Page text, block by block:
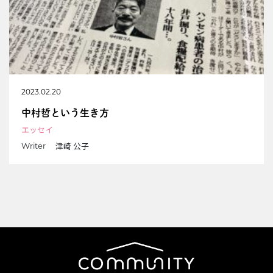
2023.02.20
中村哲という生き方
エッセイ
Writer 津崎 公子